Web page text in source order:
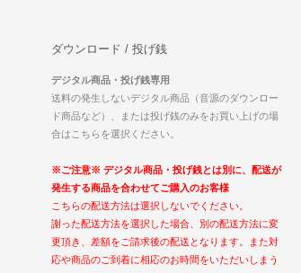
ダウンロード / 投げ銭
デジタル商品・投げ銭専用
送料の発生しないデジタル商品（音源のダウンロー
ド商品など）、または投げ銭のみをお買い上げの場
合はこちらを選択ください。
※ご注意※ デジタル商品・投げ銭とは別に、配送が
発生する商品を合わせてご購入のお客様
こちらの配送方法は選択しないでください。
謝った配送方法を選択した場合、別の配送方法に変
更頂き、差額をご請求後の配送となります。また対
応や商品のご到着に相応のお時間をいただいしまう